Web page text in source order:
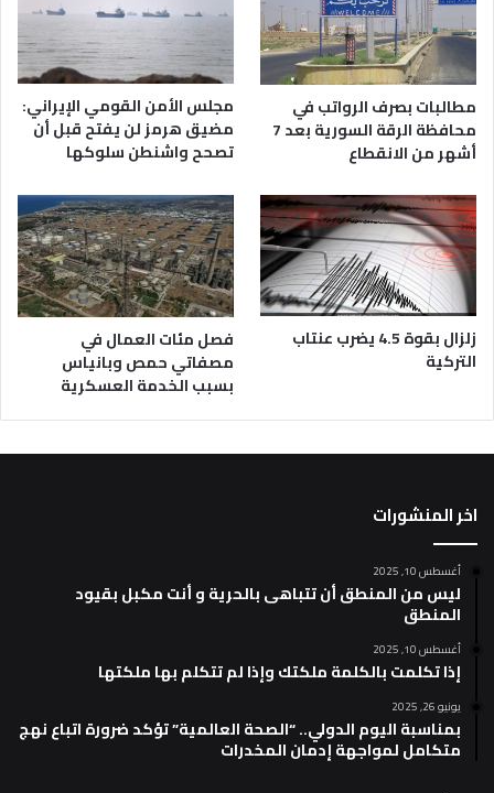
مطالبات بصرف الرواتب في
محافظة الرقة السورية بعد 7
أشهر من الانقطاع
مجلس الأمن القومي الإيراني:
مضيق هرمز لن يفتح قبل أن
تصحح واشنطن سلوكها
زلزال بقوة 4.5 يضرب عنتاب
التركية
فصل مئات العمال في
مصفاتي حمص وبانياس
بسبب الخدمة العسكرية
اخر المنشورات
أغسطس 10, 2025
ليس من المنطق أن تتباهى بالحرية و أنت مكبل بقيود
المنطق
أغسطس 10, 2025
إذا تكلمت بالكلمة ملكتك وإذا لم تتكلم بها ملكتها
يونيو 26, 2025
بمناسبة اليوم الدولي.. “الصحة العالمية” تؤكد ضرورة اتباع نهج
متكامل لمواجهة إدمان المخدرات